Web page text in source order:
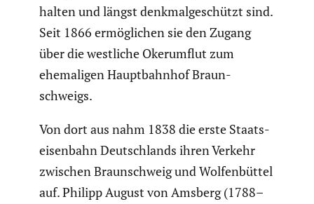
halten und längst denkmal­ge­schützt sind.
Seit 1866 ermög­li­chen sie den Zugang
über die westliche Okerum­flut zum
ehema­ligen Haupt­bahnhof Braun­
schweigs.
Von dort aus nahm 1838 die erste Staats­
ei­sen­bahn Deutsch­lands ihren Verkehr
zwischen Braun­schweig und Wolfen­büttel
auf. Philipp August von Amsberg (1788–